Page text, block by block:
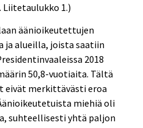
Liitetaulukko 1.)
äänioikeutettujen
ja alueilla, joista saatiin
2018
50,8-vuotiaita. Tältä
eivät merkittävästi eroa
miehiä oli
suhteellisesti yhtä paljon